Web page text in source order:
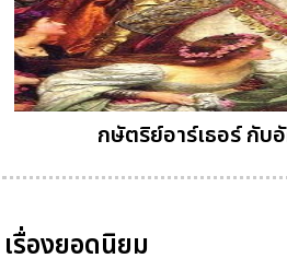
กษัตริย์อาร์เธอร์ กับ
เรื่องยอดนิยม